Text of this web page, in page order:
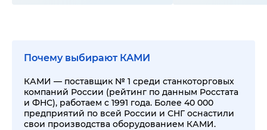
Почему выбирают КАМИ
КАМИ — поставщик № 1 среди станкоторговых
компаний России (рейтинг по данным Росстата
и ФНС), работаем с 1991 года. Более 40 000
предприятий по всей России и СНГ оснастили
свои производства оборудованием КАМИ.